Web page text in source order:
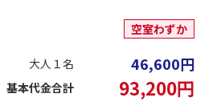
空室わずか
大人１名 46,600円
基本代金合計 93,200円